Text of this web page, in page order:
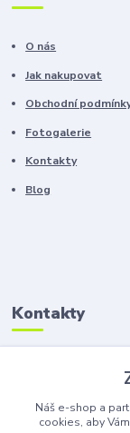
O nás
Jak nakupovat
Obchodní
Fotogalerie
Kontakty
Blog
Kontakty
+420 603
(Po-Pá, 8-
Náš e-shop a
cookies, aby